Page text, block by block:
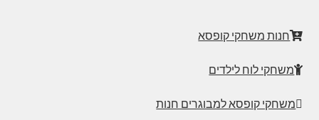
חנות משחקי קופסא
משחקי לוח לילדים
משחקי קופסא למבוגרים חנות